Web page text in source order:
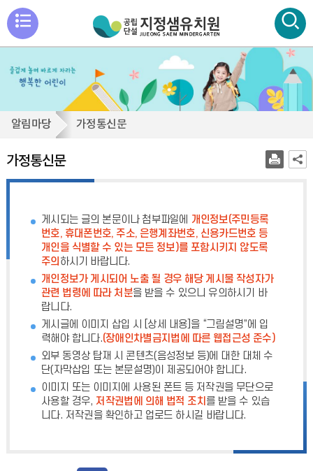
메
뉴
열
기
검색
통
합
색
통
알림마당 가정통신문
가정통신문
게시되는 글의 본문이나 첨부파일에 개인정보(주민등록
번호, 휴대폰번호, 주소, 은행계좌번호, 신용카드번호 등
개인을 식별할 수 있는 모든 정보)를 포함시키지 않도록
주의 하시기 바랍니다.
개인정보가 게시되어 노출 될 경우 해당 게시물 작성자가
관련 법령에 따라 처분을 받을 수 있으니 유의하시기 바
랍니다.
게시글에 이미지 삽입 시 [상세 내용]을 “그림설명”에 입
력해야 합니다.(장애인차별금지법에 따른 웹접근성 준수)
외부 동영상 탑재 시 콘텐츠(음성정보 등)에 대한 대체 수
단(자막삽입 또는 본문설명)이 제공되어야 합니다.
이미지 또는 이미지에 사용된 폰트 등 저작권을 무단으로
사용할 경우, 저작권법에 의해 법적 조치 를 받을 수 있습
니다. 저작권을 확인하고 업로드 하시길 바랍니다.